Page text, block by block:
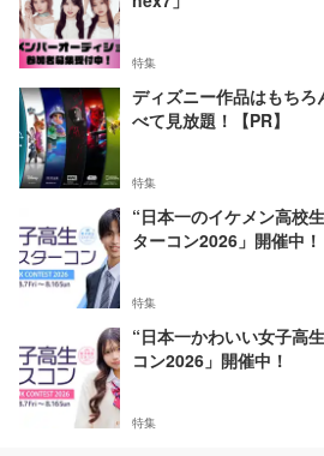
特集
ディズニー作品はもち
べて見放題！【PR】
特集
“日本一のイケメン高校
ターコン2026」開催中！
特集
“日本一かわいい女子高
コン2026」開催中！
特集